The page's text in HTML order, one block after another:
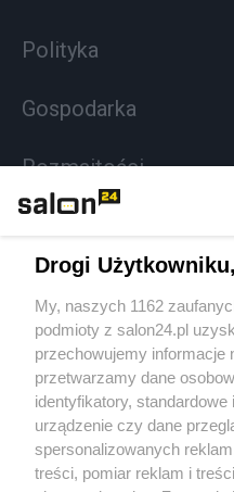
Polityka
Gospodarka
Rozmaitości
Sport
Społeczeństwo
Kultura
Drogi Użytkowniku,
My, naszych 1162
podmioty z salon24.pl
przechowujemy informacje
przetwarzamy dane
identyfikatory,
urządzenie czy dane
spersonalizowanych
treści, pomiar reklam i